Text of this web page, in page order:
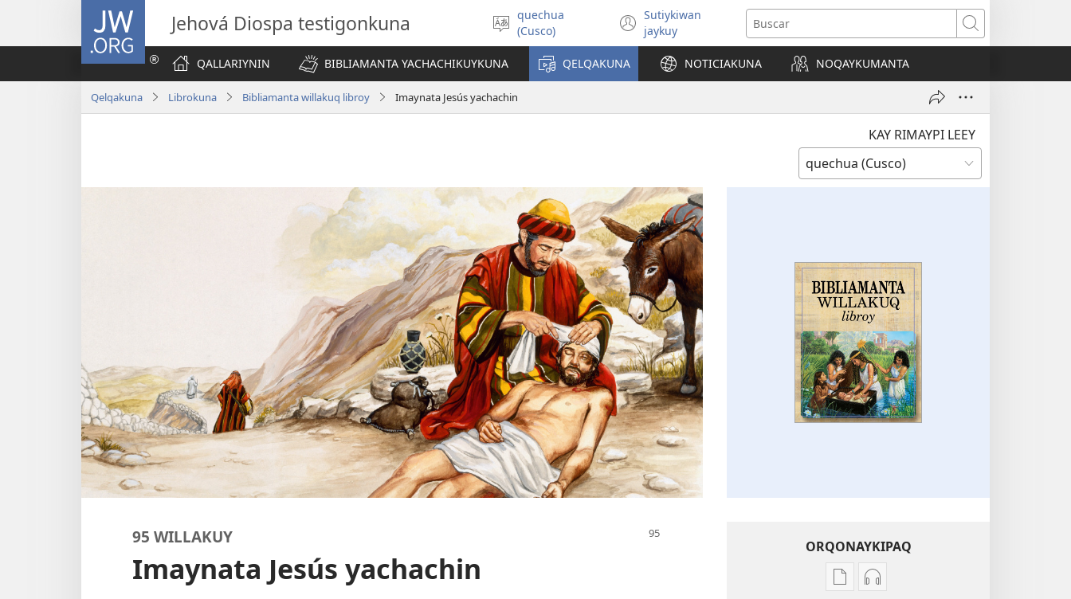
JW.ORG
Jehová Diospa testigonkuna
Simita
akllay
quechua
(Cusco)
Sutiykiwan
jaykuy(abre
una
nueva
ventana)
Buscar
QALLARIYNIN BIBLIAMANTA YACHACHIKUYKUNA QELQAKUNA NOTICIAKUNA NOQAYKUMANTA
Qelqakuna Librokuna Bibliamanta willakuq libroy Imaynata Jesús yachachin
KAY RIMAYPI LEEY
95 WILLAKUY
Imaynata Jesús yachachin
ORQONAYKIPAQ
KaypiKaypin